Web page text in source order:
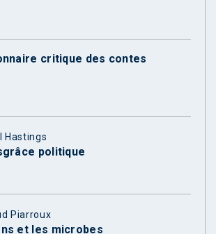
critique des contes
Hastings
politique
Piarroux
et les microbes